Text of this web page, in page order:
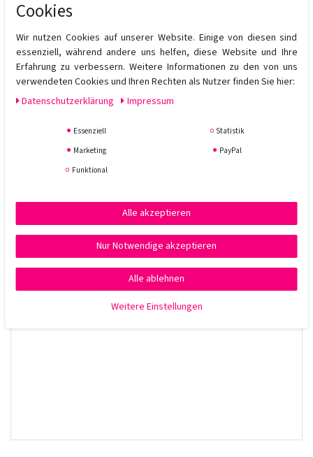
DasSassoon Cremagelist eine permanente Haarfarbe, die für
ein changierendes Farbergebnis mit Glanz dank des
Intelliprotec Pflegesystems sorgt. Die Cremagele sind
Cremagels werden 1:1 mit Sassoon Colour Developer gemischt.
Als Toner auf gebleichtem Haar 3 %
1 Tonstufe heller 6 %
3 Tonstufen heller 12 %
Es wird empfohlen die Farbe ohne Wärme einwirken zu lassen.
Cookies
Wir nutzen Cookies auf unserer Website. Einige von diesen sind
essenziell, während andere uns helfen, diese Website und Ihre
Erfahrung zu verbessern. Weitere Informationen zu den von uns
verwendeten Cookies und Ihren Rechten als Nutzer finden Sie hier:
Daten­schutz­erklärung
Impressum
Essenziell
Statistik
Marketing
PayPal
Funktional
Alle akzeptieren
Nur Notwendige akzeptieren
Alle ablehnen
Weitere Einstellungen